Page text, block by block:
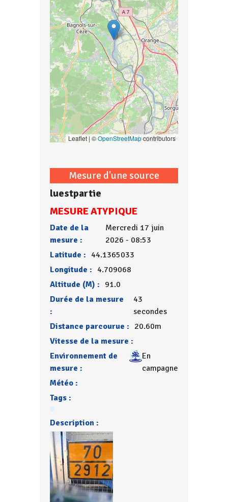
Leaflet | ©OpenStreetMapcontributors
Mesure d'une source
luestpartie
MESURE ATYPIQUE
Date de la
mesure :
Mercredi 17 juin
2026 - 08:53
Latitude : 44.1365033
Longitude : 4.709068
Altitude (M) : 91.0
Durée de la mesure
:
43
secondes
Distance parcourue : 20.60m
Vitesse de la mesure :
Environnement de
mesure :
En
campagne
Météo :
Tags :
Description :